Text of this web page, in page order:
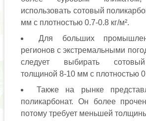
использовать сотовый
мм с плотностью 0.7-0.8 кг/м².
Для больших
регионов с экстремальными
следует выбирать
толщиной 8-10 мм с плотностью
Также на рынке
поликарбонат. Он более
потому требует меньшей